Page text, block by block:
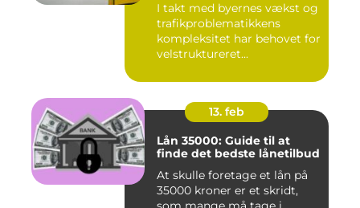
I takt med byernes vækst og
trafikproblematikkens
kompleksitet har behovet for
velstruktureret...
13. feb
Lån 35000: Guide til at
finde det bedste lånetilbud
At skulle foretage et lån på
35000 kroner er et skridt,